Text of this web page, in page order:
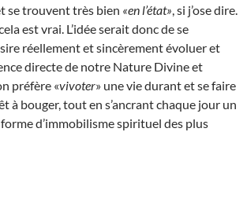
se trouvent très bien «en l’état» , si j’ose dire.
est vrai. L’idée serait donc de se
réellement et sincèrement évoluer et
directe de notre Nature Divine et
préfère «vivoter» une vie durant et se faire
à bouger, tout en s’ancrant chaque jour un
d’immobilisme spirituel des plus